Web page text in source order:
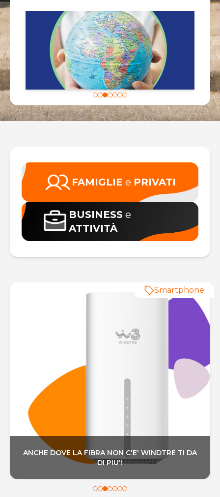
FAMIGLIE e PRIVATI
BUSINESS e
ATTIVITÀ
ANCHE DOVE LA FIBRA NON C'E' WINDTRE TI DA
DI PIU'!
Smartphone